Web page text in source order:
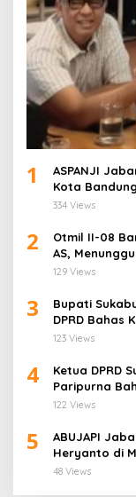
1
ASPANJI
Kota
334 Views
2
Otmil II-08
AS,
Jati Cirebon
129 Views
3
Bupati
DPRD Bahas
123 Views
4
Ketua DPRD
Paripurna
122 Views
5
ABUJAPI
Heryanto di
48 Views